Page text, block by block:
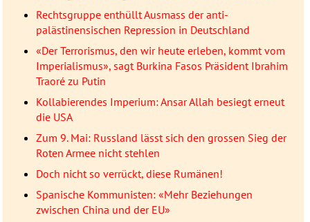
Rechtsgruppe enthüllt Ausmass der anti-
palästinensischen Repression in Deutschland
«Der Terrorismus, den wir heute erleben, kommt vom
Imperialismus», sagt Burkina Fasos Präsident Ibrahim
Traoré zu Putin
Kollabierendes Imperium: Ansar Allah besiegt erneut
die USA
Zum 9. Mai: Russland lässt sich den grossen Sieg der
Roten Armee nicht stehlen
Doch nicht so verrückt, diese Rumänen!
Spanische Kommunisten: «Mehr Beziehungen
zwischen China und der EU»